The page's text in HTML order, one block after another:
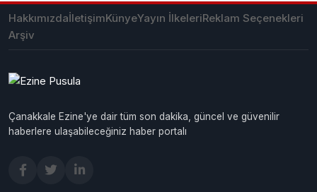
HakkımızdaİletişimKünyeYayın İlkeleriReklam Seçenekleri
Arşiv
Çanakkale Ezine'ye dair tüm son dakika, güncel ve güvenilir
haberlere ulaşabileceğiniz haber portalı